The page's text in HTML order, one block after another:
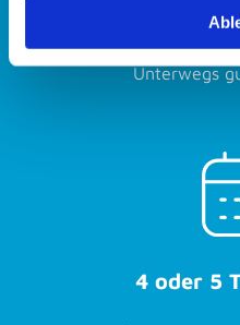
Firmenwagen
Unterwegs
4 oder 5